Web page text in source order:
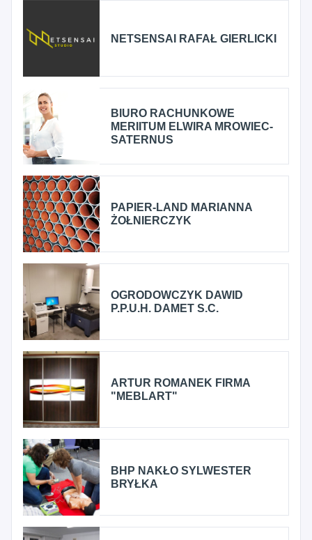
NETSENSAI RAFAŁ GIERLICKI
BIURO RACHUNKOWE
MERIITUM ELWIRA MROWIEC-
SATERNUS
PAPIER-LAND MARIANNA
ŻOŁNIERCZYK
OGRODOWCZYK DAWID
P.P.U.H. DAMET S.C.
ARTUR ROMANEK FIRMA
"MEBLART"
BHP NAKŁO SYLWESTER
BRYŁKA